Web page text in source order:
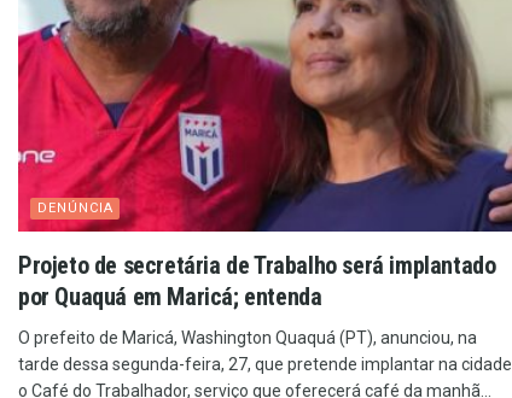
DENÚNCIA
Projeto de secretária de Trabalho será implantado
por Quaquá em Maricá; entenda
O prefeito de Maricá, Washington Quaquá (PT), anunciou, na
tarde dessa segunda-feira, 27, que pretende implantar na cidade
o Café do Trabalhador, serviço que oferecerá café da manhã...